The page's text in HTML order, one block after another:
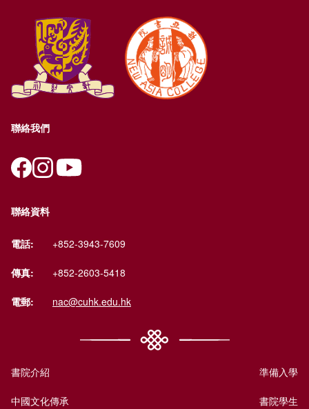
聯絡我們
聯絡資料
電話: +852-3943-7609
傳真: +852-2603-5418
電郵: nac@cuhk.edu.hk
書院介紹
中國文化傳承
準備入學
書院學生